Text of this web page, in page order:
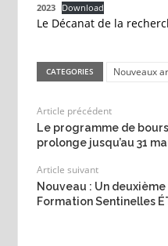
2023
Download
Le Décanat de la
CATEGORIES Nouveaux
Article précédent
Le programme de
prolonge jusqu’au 31
Article suivant
Nouveau : Un deuxième
Formation Sentinelles